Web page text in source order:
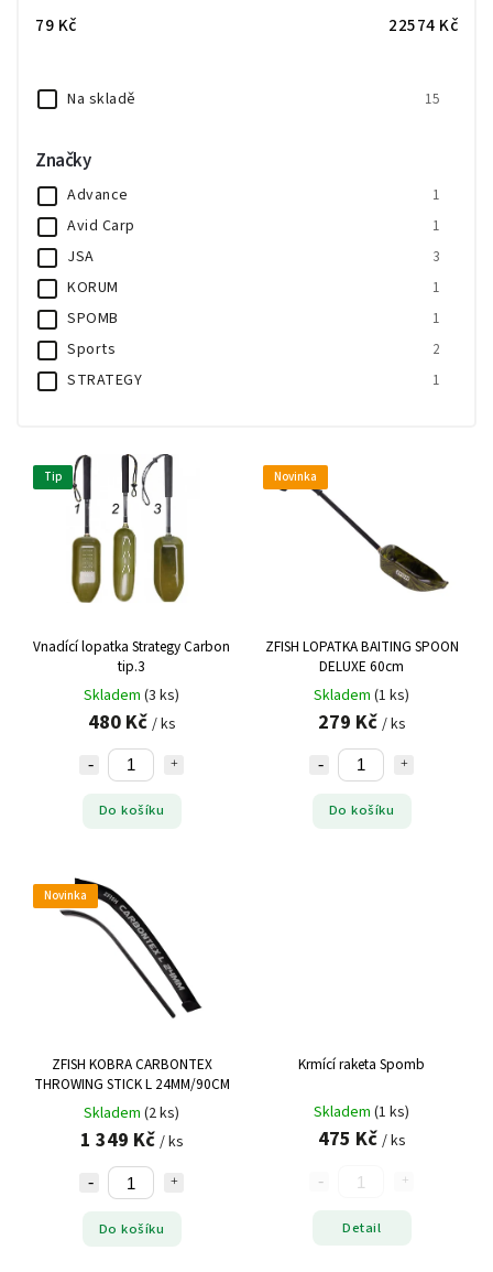
Nejdražší
79 Kč 22574 Kč
Na skladě 15
Značky
Advance 1
Avid Carp 1
JSA 3
KORUM 1
SPOMB 1
Sports 2
STRATEGY 1
Tip
Vnadící lopatka Strategy Carbon
tip.3
Skladem (3 ks)
480 Kč / ks
Do košíku
Novinka
ZFISH LOPATKA BAITING SPOON
DELUXE 60cm
Skladem (1 ks)
279 Kč / ks
Do košíku
Novinka
ZFISH KOBRA CARBONTEX
THROWING STICK L 24MM/90CM
Skladem (2 ks)
1 349 Kč / ks
Do košíku
Krmící raketa Spomb
Skladem (1 ks)
475 Kč / ks
Detail